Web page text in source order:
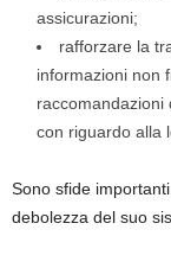
assicurazioni;
rafforzare la
informazioni non
raccomandazioni
con riguardo alla
Sono sfide
debolezza del suo